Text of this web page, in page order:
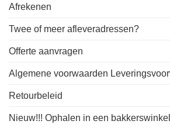
Afrekenen
Twee of meer afleveradressen?
Offerte aanvragen
Algemene voorwaarden
Retourbeleid
Nieuw!!! Ophalen in een bakkerswinkel